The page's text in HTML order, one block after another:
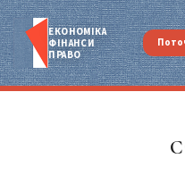
ЕКОНОМІКА
ФІНАНСИ
ПРАВО